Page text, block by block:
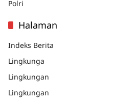
Polri
Halaman
Indeks Berita
Lingkunga
Lingkungan
Lingkungan